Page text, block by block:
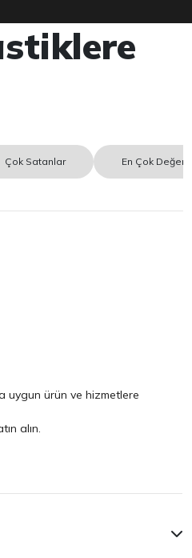
Çok Satanlar En Çok
uygun ürün ve hizmetlere
alın.